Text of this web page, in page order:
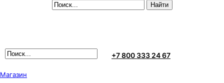
+7 800 333 24 67
Магазин